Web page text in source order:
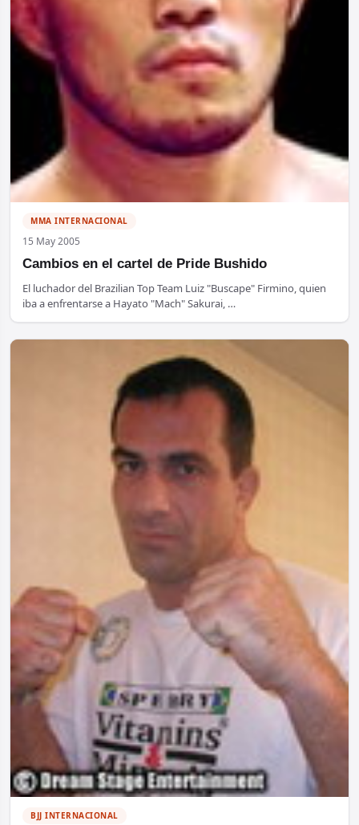
MMA INTERNACIONAL
15 May 2005
Cambios en el cartel de Pride Bushido
El luchador del Brazilian Top Team Luiz "Buscape" Firmino, quien
iba a enfrentarse a Hayato "Mach" Sakurai, …
BJJ INTERNACIONAL